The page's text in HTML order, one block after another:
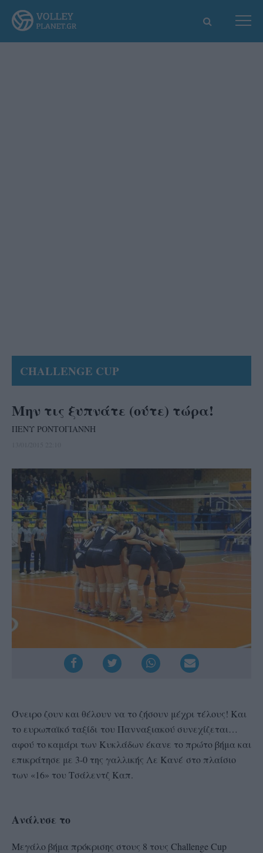
CHALLENGE CUP
Μην τις ξυπνάτε (ούτε) τώρα!
ΠΕΝΥ ΡΟΝΤΟΓΙΑΝΝΗ
Όνειρο ζουν και θέλουν να το ζήσουν μέχρι τέλους! Και
το ευρωπαϊκό ταξίδι του Πανναξιακού συνεχίζεται…
αφού το καμάρι των Κυκλάδων έκανε το πρώτο βήμα και
επικράτησε με 3-0 της γαλλικής Λε Κανέ στο πλαίσιο
των «16» του Τσάλεντζ Καπ.
Ανάλυσε το
Μεγάλο βήμα πρόκρισης στους 8 τους Challenge Cup